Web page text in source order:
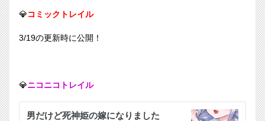
💎コミックトレイル
3/19の更新時に公開！
💎ニコニコトレイル